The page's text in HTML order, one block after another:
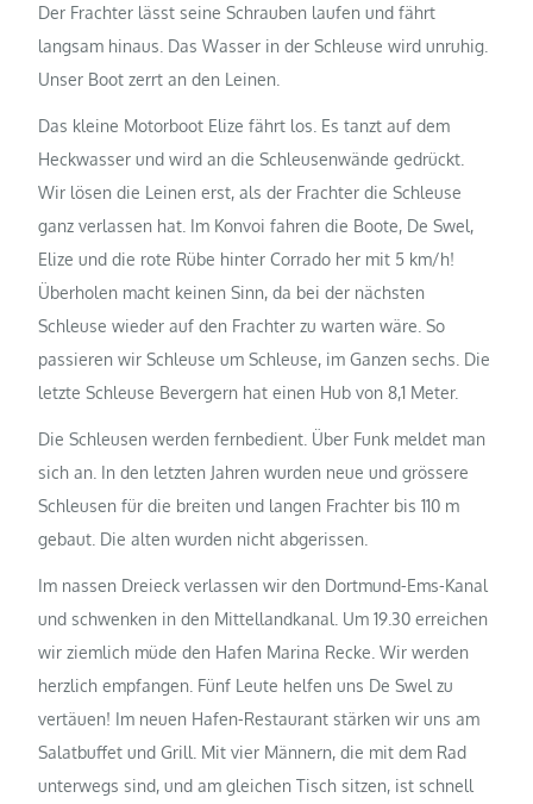
Der Frachter lässt seine Schrauben laufen und fährt
langsam hinaus. Das Wasser in der Schleuse wird unruhig.
Unser Boot zerrt an den Leinen.
Das kleine Motorboot Elize fährt los. Es tanzt auf dem
Heckwasser und wird an die Schleusenwände gedrückt.
Wir lösen die Leinen erst, als der Frachter die Schleuse
ganz verlassen hat. Im Konvoi fahren die Boote, De Swel,
Elize und die rote Rübe hinter Corrado her mit 5 km/h!
Überholen macht keinen Sinn, da bei der nächsten
Schleuse wieder auf den Frachter zu warten wäre. So
passieren wir Schleuse um Schleuse, im Ganzen sechs. Die
letzte Schleuse Bevergern hat einen Hub von 8,1 Meter.
Die Schleusen werden fernbedient. Über Funk meldet man
sich an. In den letzten Jahren wurden neue und grössere
Schleusen für die breiten und langen Frachter bis 110 m
gebaut. Die alten wurden nicht abgerissen.
Im nassen Dreieck verlassen wir den Dortmund-Ems-Kanal
und schwenken in den Mittellandkanal. Um 19.30 erreichen
wir ziemlich müde den Hafen Marina Recke. Wir werden
herzlich empfangen. Fünf Leute helfen uns De Swel zu
vertäuen! Im neuen Hafen-Restaurant stärken wir uns am
Salatbuffet und Grill. Mit vier Männern, die mit dem Rad
unterwegs sind, und am gleichen Tisch sitzen, ist schnell